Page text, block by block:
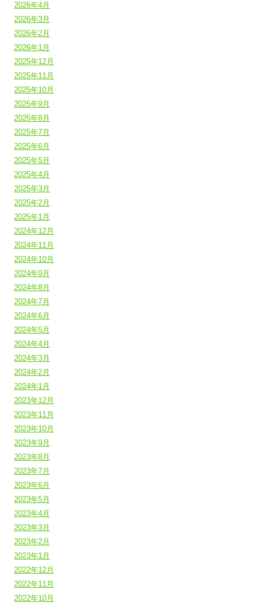
2026年4月
2026年3月
2026年2月
2026年1月
2025年12月
2025年11月
2025年10月
2025年9月
2025年8月
2025年7月
2025年6月
2025年5月
2025年4月
2025年3月
2025年2月
2025年1月
2024年12月
2024年11月
2024年10月
2024年9月
2024年8月
2024年7月
2024年6月
2024年5月
2024年4月
2024年3月
2024年2月
2024年1月
2023年12月
2023年11月
2023年10月
2023年9月
2023年8月
2023年7月
2023年6月
2023年5月
2023年4月
2023年3月
2023年2月
2023年1月
2022年12月
2022年11月
2022年10月